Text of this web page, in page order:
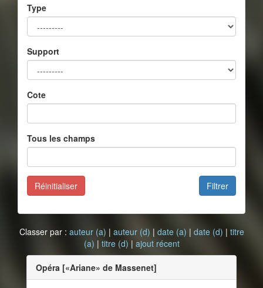
Type
Support
Cote
Tous les champs
Filtrer
Réinitialiser
Classer par : auteur (a) | auteur (d) | date (a) | date (d) | titre
(a) | titre (d) | ajout récent
Opéra [«Ariane» de Massenet]